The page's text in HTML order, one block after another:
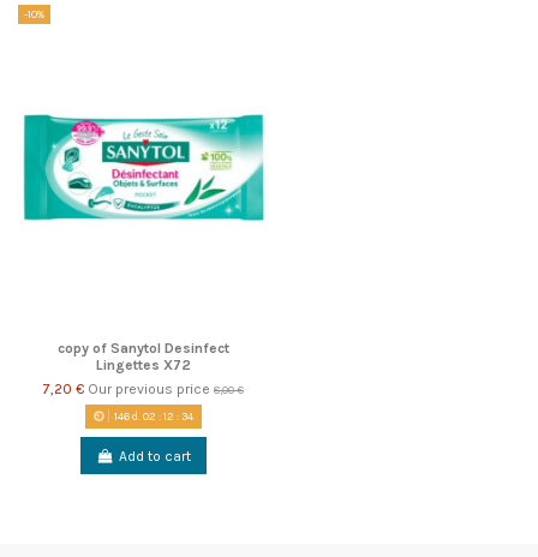
-10%
copy of Sanytol Desinfect
Lingettes X72
7,20 € Our previous price 8,00 €
146d. 02 :12 :34
Add to cart